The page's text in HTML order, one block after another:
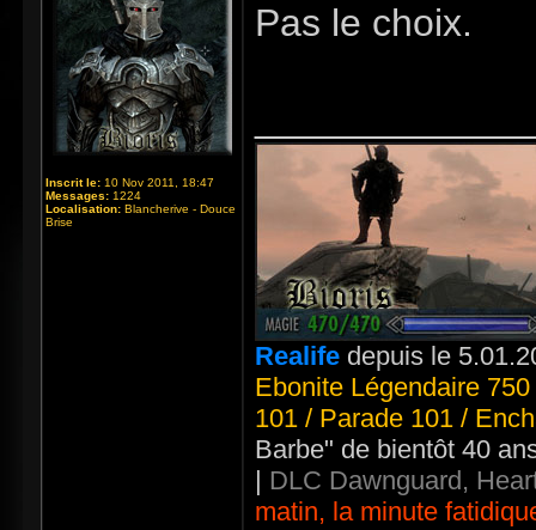
Inscrit le: 10 Nov 2011, 18:47
Messages: 1224
Localisation: Blancherive - Douce
Brise
Pas le choix.
Realife depuis le
Ebonite Légendaire
101 / Parade 101 /
Barbe" de bientôt 40
| DLC Dawnguard,
matin, la minute